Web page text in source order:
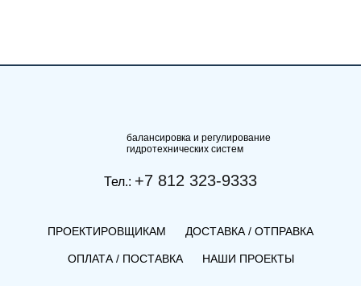
балансировка и регулирование
гидротехнических систем
Тел.: +7 812 323-9333
ПРОЕКТИРОВЩИКАМ ДОСТАВКА / ОТПРАВКА
ОПЛАТА / ПОСТАВКА НАШИ ПРОЕКТЫ